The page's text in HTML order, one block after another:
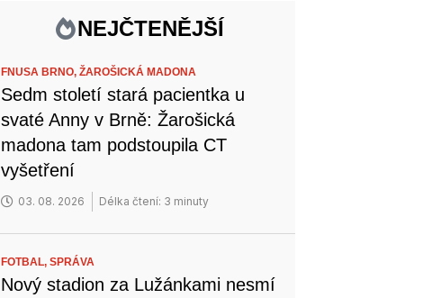
NEJČTENĚJŠÍ
FNUSA BRNO,ŽAROŠICKÁ MADONA
Sedm století stará pacientka u
svaté Anny v Brně: Žarošická
madona tam podstoupila CT
vyšetření
03. 08. 2026 Délka čtení: 3 minuty
FOTBAL,SPRÁVA
Nový stadion za Lužánkami nesmí